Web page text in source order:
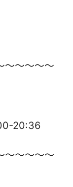
～～～～～
20:36
～～～～～